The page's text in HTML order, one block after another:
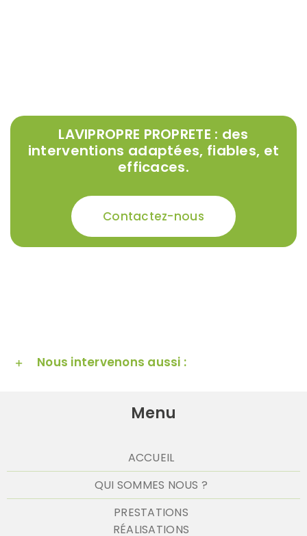
LAVIPROPRE PROPRETE : des
interventions adaptées, fiables, et
efficaces.
Contactez-nous
Nous intervenons aussi :
Menu
ACCUEIL
QUI SOMMES NOUS ?
PRESTATIONS
RÉALISATIONS